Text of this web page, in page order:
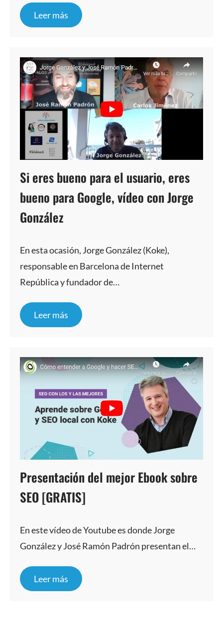
Leer más
Si eres bueno para el usuario, eres
bueno para Google, vídeo con Jorge
González
En esta ocasión, Jorge González (Koke),
responsable en Barcelona de Internet
República y fundador de…
Leer más
Presentación del mejor Ebook sobre
SEO [GRATIS]
En este vídeo de Youtube es donde Jorge
González y José Ramón Padrón presentan el…
Leer más